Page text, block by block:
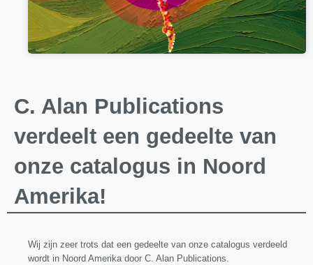
C. Alan Publications
verdeelt een gedeelte van
onze catalogus in Noord
Amerika!
Wij zijn zeer trots dat een gedeelte van onze catalogus verdeeld
wordt in Noord Amerika door C. Alan Publications.